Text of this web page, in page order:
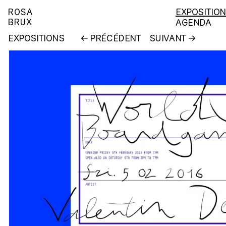
ROSA
BRUX
AGENDA
EXPOSITIONS PRÉCÉDENT SUIVANT